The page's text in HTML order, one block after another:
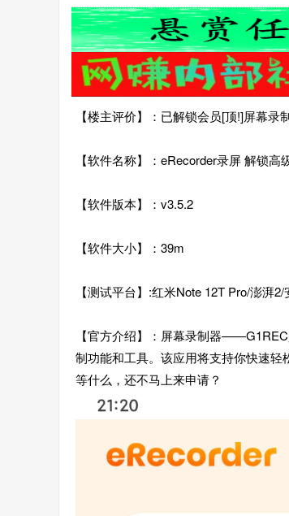
【楼主评价】：已解锁会员[顶!]屏幕录
【软件名称】：eRecorder录屏 解锁高
【软件版本】：v3.5.2
【软件大小】：39m
【测试平台】:红米Note 12T Pro/澎湃2/
【官方介绍】：屏幕录制器
制功能和工具。该应用将支持你快速
等什么，还不马上来申请？